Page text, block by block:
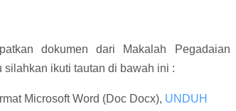
dokumen dari Makalah Pegadaian
silahkan ikuti tautan di bawah ini :
Microsoft Word (Doc Docx), UNDUH